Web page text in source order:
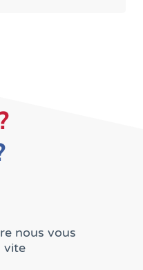
nous vous
vite